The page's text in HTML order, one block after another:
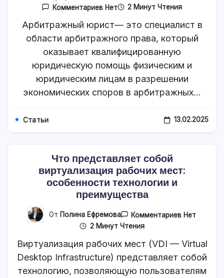
КомментариевК
Помощь
Арбитражного
Юриста
Нет 2 Минут Чтения
Арбитражный юрист— это специалист в
области арбитражного права, который
оказывает квалифицированную
юридическую помощь физическим и
юридическим лицам в разрешении
экономических споров в арбитражных…
Статьи 13.02.2025
Что представляет собой
виртуализация рабочих мест:
особенности технологии и
преимущества
От Полина Ефремова КомментариевК
Собой
Рабочих
Мест:
Нет
2 Минут Чтения
Виртуализация рабочих мест (VDI — Virtual
Desktop Infrastructure) представляет собой
технологию, позволяющую пользователям